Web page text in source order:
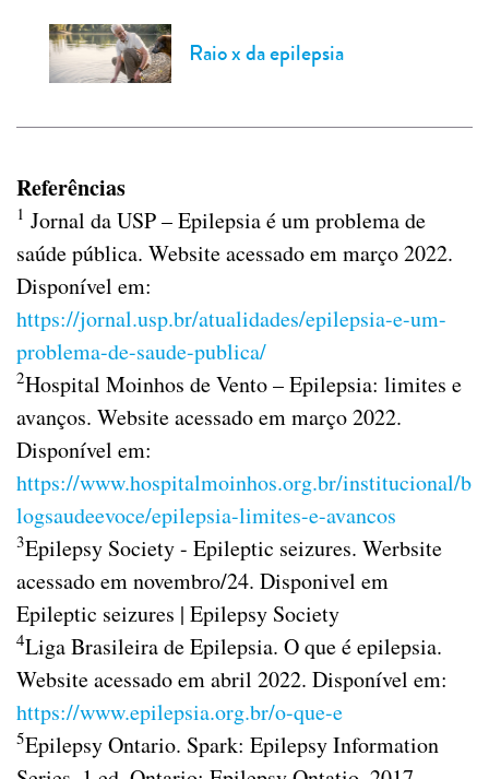
Raio x da epilepsia
Referências
1 Jornal da USP – Epilepsia é um problema de
saúde pública. Website acessado em março 2022.
Disponível em:
https://jornal.usp.br/atualidades/epilepsia-e-um-
problema-de-saude-publica/
2Hospital Moinhos de Vento – Epilepsia: limites e
avanços. Website acessado em março 2022.
Disponível em:
https://www.hospitalmoinhos.org.br/institucional/b
logsaudeevoce/epilepsia-limites-e-avancos
3Epilepsy Society - Epileptic seizures. Werbsite
acessado em novembro/24. Disponivel em
Epileptic seizures | Epilepsy Society
4Liga Brasileira de Epilepsia. O que é epilepsia.
Website acessado em abril 2022. Disponível em:
https://www.epilepsia.org.br/o-que-e
5Epilepsy Ontario. Spark: Epilepsy Information